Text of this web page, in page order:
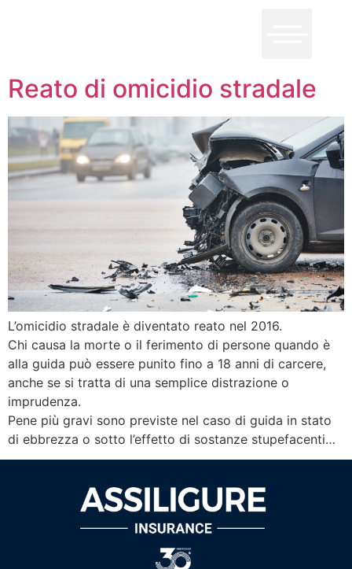
Reato di omicidio stradale
L’omicidio stradale è diventato reato nel 2016.
Chi causa la morte o il ferimento di persone quando è
alla guida può essere punito fino a 18 anni di carcere,
anche se si tratta di una semplice distrazione o
imprudenza.
Pene più gravi sono previste nel caso di guida in stato
di ebbrezza o sotto l’effetto di sostanze stupefacenti…